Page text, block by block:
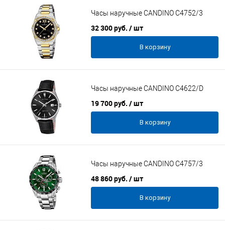
Часы наручные CANDINO C4752/3
32 300 руб. / шт
В корзину
Часы наручные CANDINO C4622/D
19 700 руб. / шт
В корзину
Часы наручные CANDINO C4757/3
48 860 руб. / шт
В корзину